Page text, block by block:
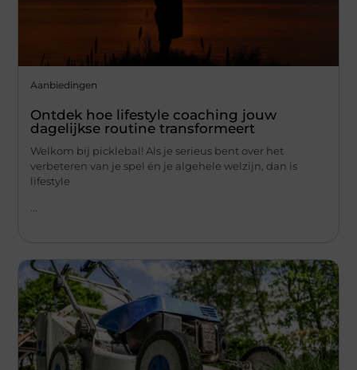
Aanbiedingen
Ontdek hoe lifestyle coaching jouw
dagelijkse routine transformeert
Welkom bij picklebal! Als je serieus bent over het
verbeteren van je spel én je algehele welzijn, dan is
lifestyle